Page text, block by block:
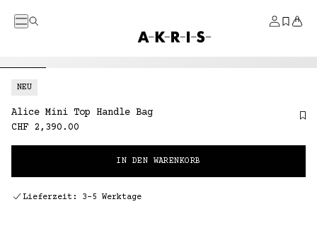
Startseite
MenüSuche Konto
NEU
Alice Mini Top Handle Bag
Normaler
CHF 2,390.00
IN DEN WARENKORB
Lieferzeit: 3–5 Werktage